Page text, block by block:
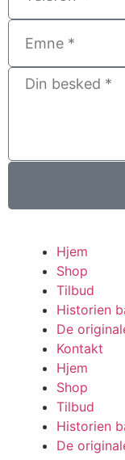
Hjem
Shop
Tilbud
Historien
De
Kontakt
Hjem
Shop
Tilbud
Historien
De